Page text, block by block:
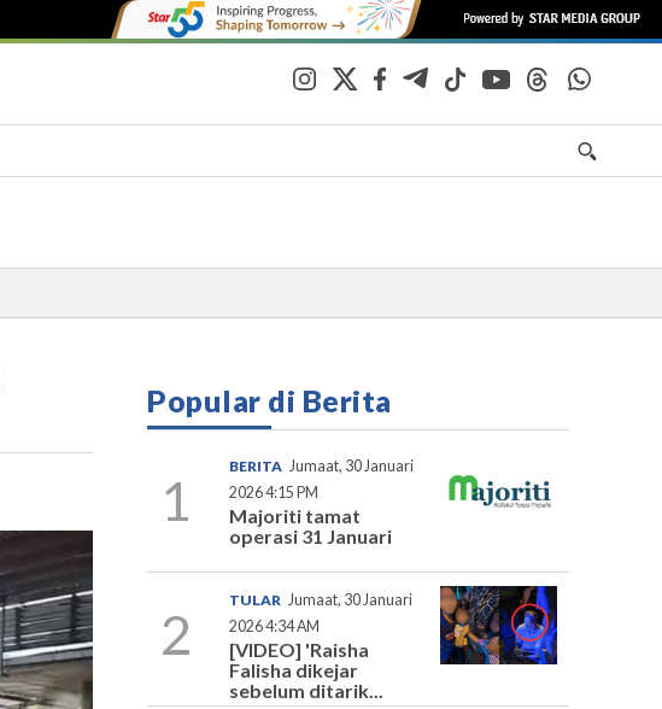
Popular di Berita
1
BERITA Jumaat, 30 Januari
2026 4:15 PM
Majoriti tamat
operasi 31 Januari
2
TULAR Jumaat, 30 Januari
2026 4:34 AM
[VIDEO] 'Raisha
Falisha dikejar
sebelum ditarik...